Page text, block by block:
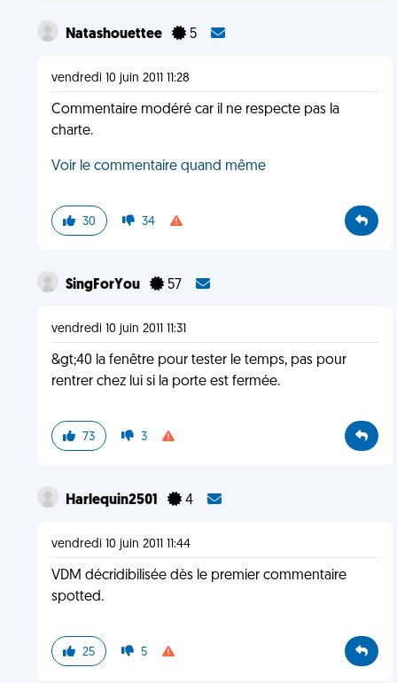
Natashouettee 5
vendredi 10 juin 2011 11:28
Commentaire modéré car il ne respecte pas la
charte.
Voir le commentaire quand même
30 34
SingForYou 57
vendredi 10 juin 2011 11:31
&gt;40 la fenêtre pour tester le temps, pas pour
rentrer chez lui si la porte est fermée.
73 3
Harlequin2501 4
vendredi 10 juin 2011 11:44
VDM décridibilisée dès le premier commentaire
spotted.
25 5